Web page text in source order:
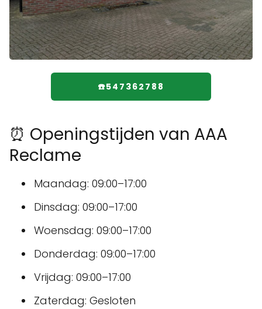
☎️547362788
⏰ Openingstijden van AAA
Reclame
Maandag: 09:00–17:00
Dinsdag: 09:00–17:00
Woensdag: 09:00–17:00
Donderdag: 09:00–17:00
Vrijdag: 09:00–17:00
Zaterdag: Gesloten